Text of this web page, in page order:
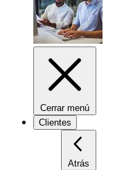
Cerrar menú
Clientes
Atrás